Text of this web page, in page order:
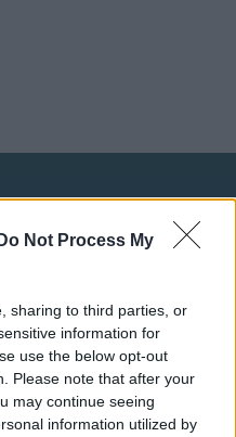
Do Not Process My
sharing to third parties, or
information for
use the below opt-out
Please note that after your
may continue seeing
information utilized by
25313-52400
25310-82177
25310-83300
25310-22797
25310-22222
25310-22100